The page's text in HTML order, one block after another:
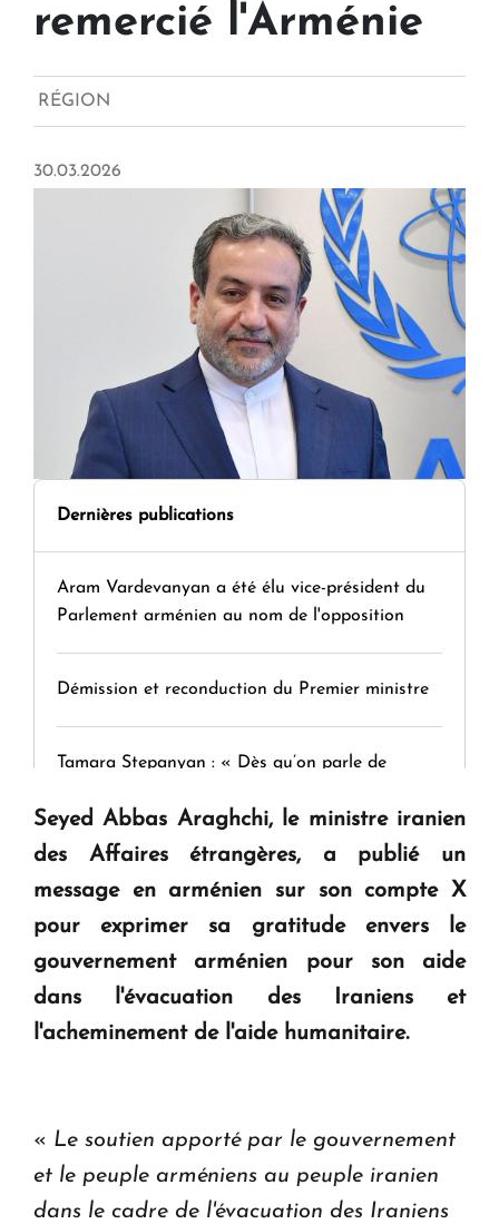
remercié l'Arménie
RÉGION
30.03.2026
Dernières publications
Aram Vardevanyan a été élu vice-président du
Parlement arménien au nom de l'opposition
Démission et reconduction du Premier ministre
Tamara Stepanyan : « Dès qu’on parle de
" Tant qu'il n'existe pas d'alternative concrète, la
question d'un référendum ne se pose pas. "
KASA : 30 ans d'audace, de résilience et d'avenir
en Arménie
Seyed Abbas Araghchi, le ministre iranien
des Affaires étrangères, a publié un
message en arménien sur son compte X
pour exprimer sa gratitude envers le
gouvernement arménien pour son aide
dans l'évacuation des Iraniens et
l'acheminement de l'aide humanitaire.
« Le soutien apporté par le gouvernement
et le peuple arméniens au peuple iranien
dans le cadre de l'évacuation des Iraniens